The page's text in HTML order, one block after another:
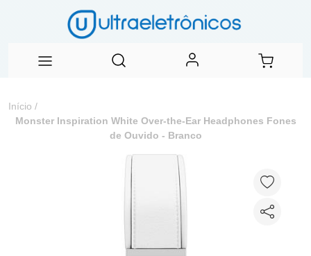
Início /
Monster Inspiration White Over-the-Ear Headphones Fones
de Ouvido - Branco